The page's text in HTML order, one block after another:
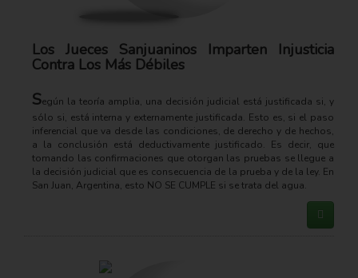
Los Jueces Sanjuaninos Imparten Injusticia
Contra Los Más Débiles
Según la teoría amplia, una decisión judicial está justificada si, y
sólo si, está interna y externamente justificada. Esto es, si el paso
inferencial que va desde las condiciones, de derecho y de hechos,
a la conclusión está deductivamente justificado. Es decir, que
tomando las confirmaciones que otorgan las pruebas se llegue a
la decisión judicial que es consecuencia de la prueba y de la ley. En
San Juan, Argentina, esto NO SE CUMPLE si se trata del agua.